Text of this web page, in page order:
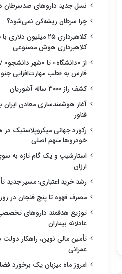
نسل جدید داروهای ضدسرطان
چرا سرطان ریشه‌کن نمی‌شود؟
کلاهبرداری ۲۵
کلاهبرداری هوش مصنوعی
از «دانشگاه» تا «شهر دانشجو»
فارس به قطب مهارت‌افزایی
کشف راز ۳۰۰۰ ساله آشوریان
آغاز هوشمندسازی معادن
فناور
رکورد جهانی میکروپلاستیک در
خودروها متهم اصلی
استارشیپ و یک گام تازه به
ارزان
رشد خرید اعتباری؛ مسیر جدید
مصرف قهوه تا پنج فنجان در
توزیع هدفمند داروهای
عادلانه بیماران
تأمین مالی نوین، راهکار
عمرانی
امروز ماه میزبان یک برخورد